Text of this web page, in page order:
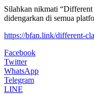
Silahkan nikmati “Different
didengarkan di semua
https://bfan.link/different-
Facebook
Twitter
WhatsApp
Telegram
LINE